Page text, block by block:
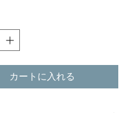
カートに入れる